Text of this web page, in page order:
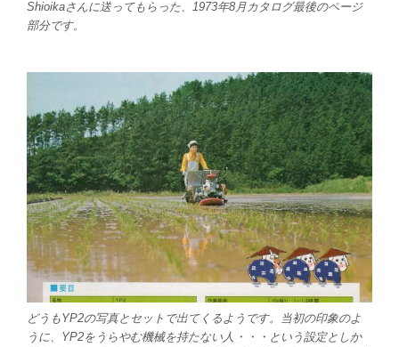
Shioikaさんに送ってもらった、1973年8月カタログ最後のページ
部分です。
どうもYP2の写真とセットで出てくるようです。当初の印象のよ
うに、YP2をうらやむ機械を持たない人・・・という設定としか